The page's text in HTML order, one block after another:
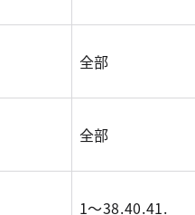
全部
全部
1～38.40.41.